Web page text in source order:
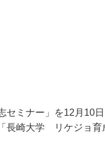
ミナー」を12月10日
長崎大学 リケジョ育